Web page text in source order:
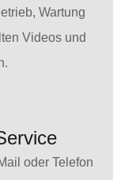
Wartung
Videos und
oder Telefon